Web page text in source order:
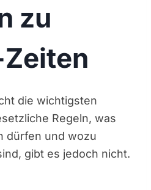
zu
die wichtigsten
Regeln, was
dürfen und wozu
gibt es jedoch nicht.